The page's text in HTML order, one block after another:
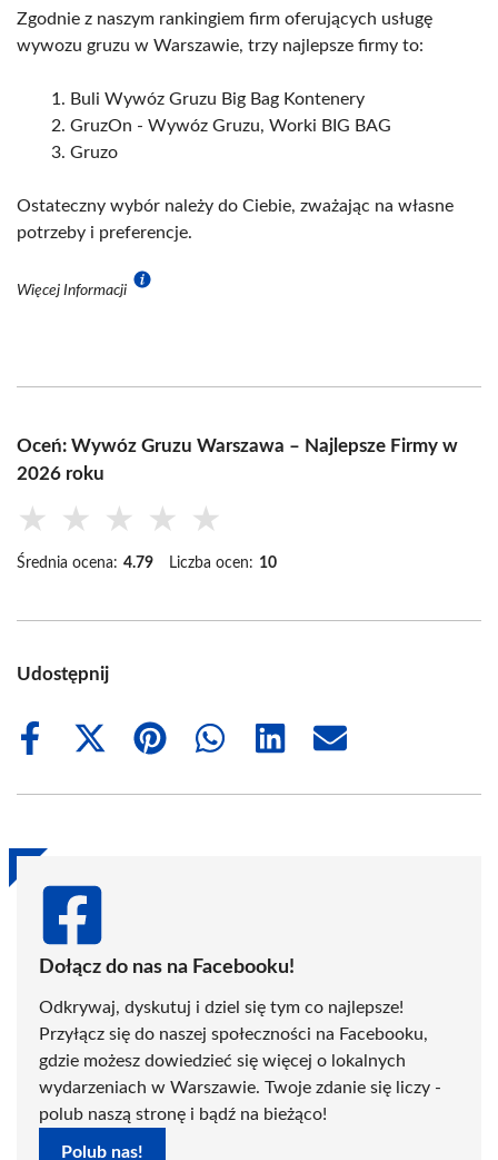
Zgodnie z naszym rankingiem firm oferujących usługę
wywozu gruzu w Warszawie, trzy najlepsze firmy to:
Buli Wywóz Gruzu Big Bag Kontenery
GruzOn - Wywóz Gruzu, Worki BIG BAG
Gruzo
Ostateczny wybór należy do Ciebie, zważając na własne
potrzeby i preferencje.
Więcej Informacji
Oceń: Wywóz Gruzu Warszawa – Najlepsze Firmy w
2026 roku
★ ★ ★ ★ ★
Średnia ocena: 4.79 Liczba ocen: 10
Udostępnij
Share
Share
(Twitter)
Share
Share
Share
Share
Dołącz do nas na Facebooku!
Odkrywaj, dyskutuj i dziel się tym co najlepsze!
Przyłącz się do naszej społeczności na Facebooku,
gdzie możesz dowiedzieć się więcej o lokalnych
wydarzeniach w Warszawie. Twoje zdanie się liczy -
polub naszą stronę i bądź na bieżąco!
Polub nas!